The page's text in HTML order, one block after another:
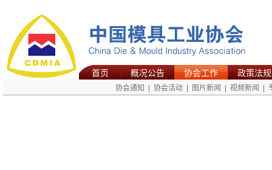
首页 概况公告 协会工作 政策法规
协会通知 协会活动 图片新闻 视频新闻